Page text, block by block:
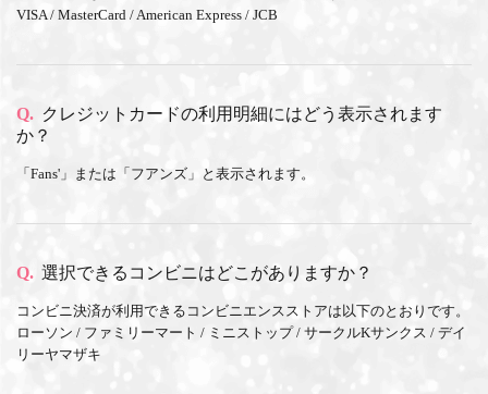
VISA / MasterCard / American Express / JCB
Q. クレジットカードの利用明細にはどう表示されます
か？
「Fans'」または「フアンズ」と表示されます。
Q. 選択できるコンビニはどこがありますか？
コンビニ決済が利用できるコンビニエンスストアは以下のとおりです。
ローソン / ファミリーマート / ミニストップ / サークルKサンクス / デイ
リーヤマザキ